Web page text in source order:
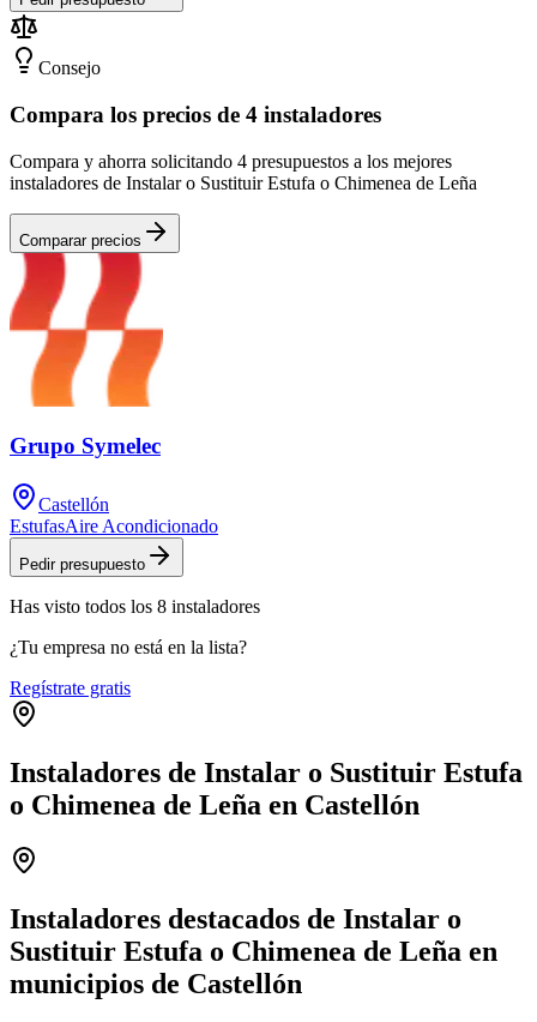
Consejo
Compara los precios de 4 instaladores
Compara y ahorra solicitando 4 presupuestos a los mejores
instaladores de Instalar o Sustituir Estufa o Chimenea de Leña
Comparar precios
Grupo Symelec
Castellón
EstufasAire Acondicionado
Pedir presupuesto
Has visto todos los 8 instaladores
¿Tu empresa no está en la lista?
Regístrate gratis
Instaladores de Instalar o Sustituir Estufa
o Chimenea de Leña en Castellón
−
Instaladores destacados de Instalar o
Sustituir Estufa o Chimenea de Leña en
municipios de Castellón